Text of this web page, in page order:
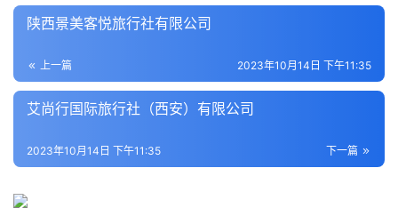
游
城
市
陕西景美客悦旅行社有限公司
上一篇 2023年10月14日 下午11:35
艾尚行国际旅行社（西安）有限公司
下一篇
2023年10月14日 下午11:35